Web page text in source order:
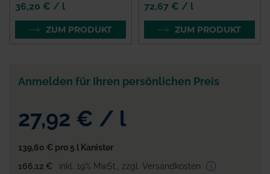
36,20 € / l
ZUM PRODUKT
72,67 € / l
ZUM PRODUKT
Anmelden für Ihren persönlichen Preis
27,92 € / l
139,60 € pro 5 l Kanister
166,12 €
inkl. 19% MwSt. zzgl. Versandkosten